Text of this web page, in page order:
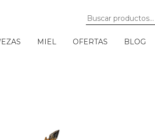
MIEL OFERTAS BLOG